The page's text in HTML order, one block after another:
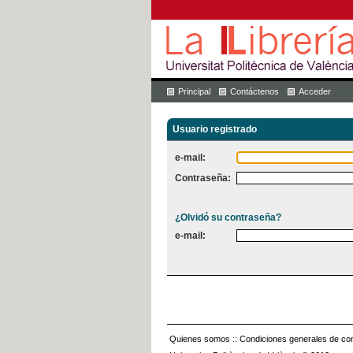
Principal Contáctenos Acceder
Usuario registrado
e-mail:
Contraseña:
¿Olvidó su contraseña?
e-mail:
Quienes somos :: Condiciones generales de